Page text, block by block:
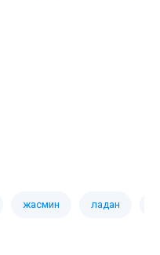
жасмин ладан